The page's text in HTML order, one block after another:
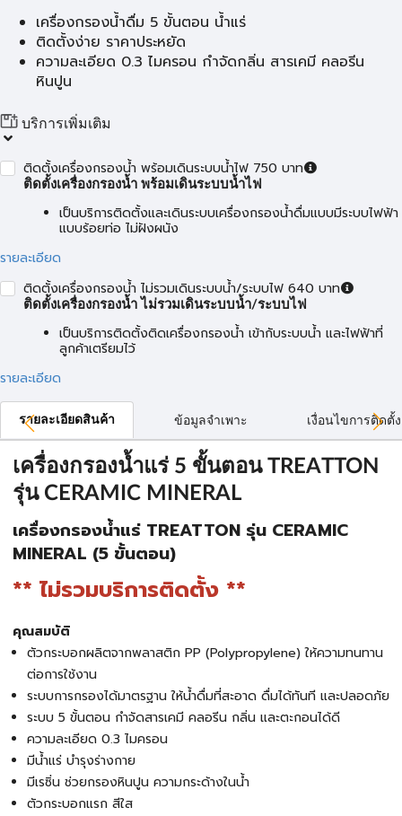
เครื่องกรองน้ำดื่ม 5 ขั้นตอน น้ำแร่
ติดตั้งง่าย ราคาประหยัด
ความละเอียด 0.3 ไมครอน กำจัดกลิ่น สารเคมี คลอรีน
หินปูน
บริการเพิ่มเติม
ติดตั้งเครื่องกรองน้ำ พร้อมเดินระบบน้ำไฟ 750 บาท
ติดตั้งเครื่องกรองน้ำ พร้อมเดินระบบน้ำไฟ
เป็นบริการติดตั้งและเดินระบบเครื่องกรองน้ำดื่มแบบมีระบบไฟฟ้า
แบบร้อยท่อ ไม่ฝังผนัง
รายละเอียด
ติดตั้งเครื่องกรองน้ำ ไม่รวมเดินระบบน้ำ/ระบบไฟ 640 บาท
ติดตั้งเครื่องกรองน้ำ ไม่รวมเดินระบบน้ำ/ระบบไฟ
เป็นบริการติดตั้งติดเครื่องกรองน้ำ เข้ากับระบบน้ำ และไฟฟ้าที่
ลูกค้าเตรียมไว้
รายละเอียด
รายละเอียดสินค้า ข้อมูลจำเพาะ เงื่อนไขการติดตั้ง
เครื่องกรองน้ำแร่ 5 ขั้นตอน TREATTON
รุ่น CERAMIC MINERAL
เครื่องกรองน้ำแร่ TREATTON รุ่น CERAMIC
MINERAL (5 ขั้นตอน)
** ไม่รวมบริการติดตั้ง **
คุณสมบัติ
ตัวกระบอกผลิตจากพลาสติก PP (Polypropylene) ให้ความทนทาน
ต่อการใช้งาน
ระบบการกรองได้มาตรฐาน ให้น้ำดื่มที่สะอาด ดื่มได้ทันที และปลอดภัย
ระบบ 5 ขั้นตอน กำจัดสารเคมี คลอรีน กลิ่น และตะกอนได้ดี
ความละเอียด 0.3 ไมครอน
มีน้ำแร่ บำรุงร่างกาย
มีเรซิ่น ช่วยกรองหินปูน ความกระด้างในน้ำ
ตัวกระบอกแรก สีใส